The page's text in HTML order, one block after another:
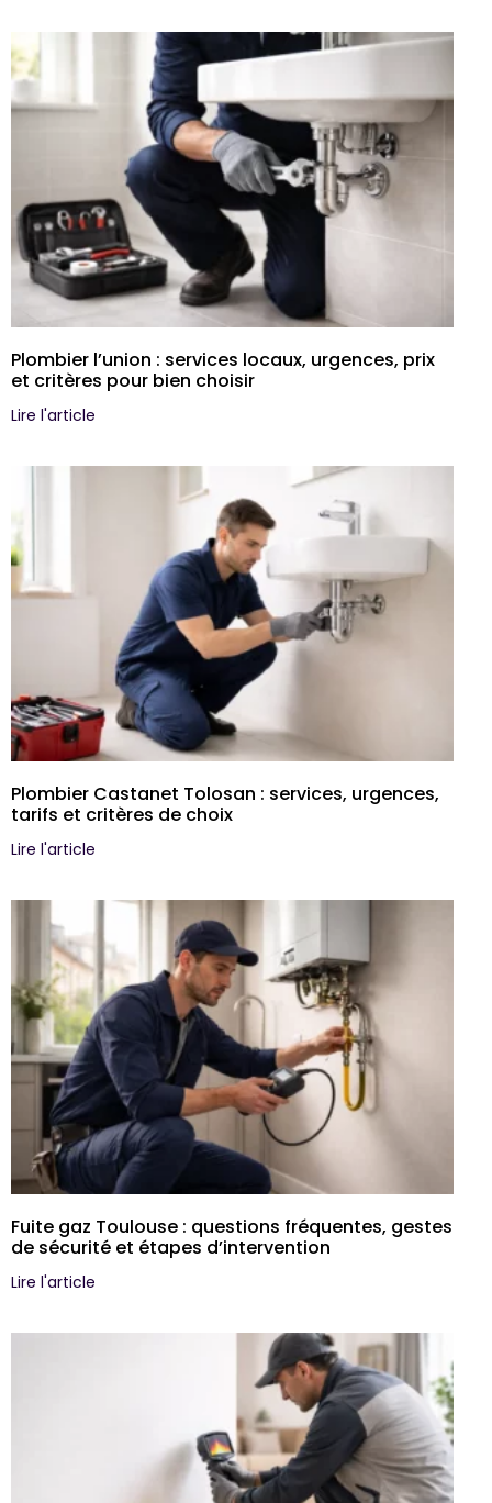
Plombier l’union : services locaux, urgences, prix
et critères pour bien choisir
Lire l'article
Plombier Castanet Tolosan : services, urgences,
tarifs et critères de choix
Lire l'article
Fuite gaz Toulouse : questions fréquentes, gestes
de sécurité et étapes d’intervention
Lire l'article